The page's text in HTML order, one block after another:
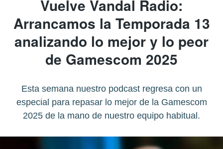
Vuelve Vandal Radio:
Arrancamos la Temporada 13
analizando lo mejor y lo peor
de Gamescom 2025
Esta semana nuestro podcast regresa con un
especial para repasar lo mejor de la Gamescom
2025 de la mano de nuestro equipo habitual.